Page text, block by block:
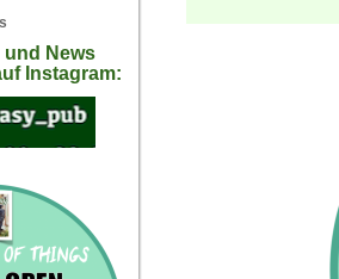
und News
Instagram: